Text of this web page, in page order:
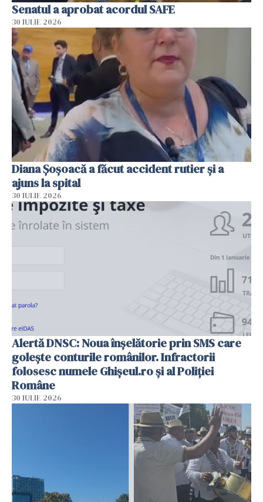
Senatul a aprobat acordul SAFE
30 IULIE 2026
Diana Șoșoacă a făcut accident rutier și a
ajuns la spital
30 IULIE 2026
Alertă DNSC: Noua înșelătorie prin SMS care
golește conturile românilor. Infractorii
folosesc numele Ghișeul.ro și al Poliției
Române
30 IULIE 2026